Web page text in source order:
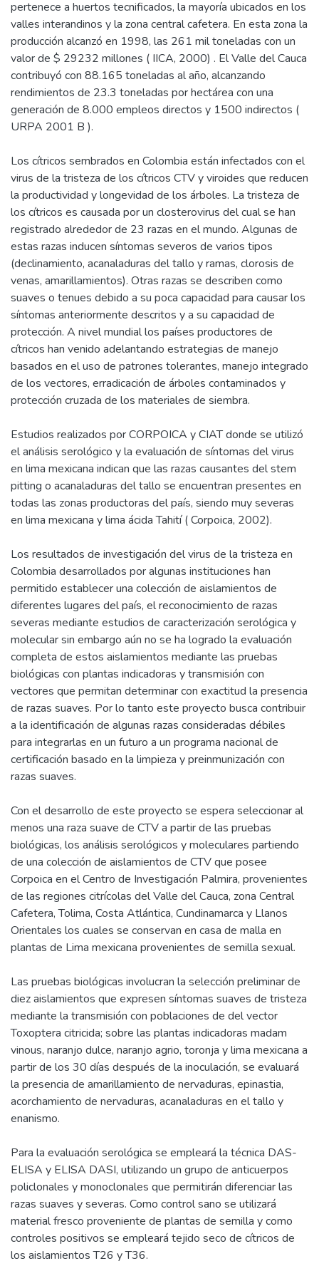
pertenece a huertos tecnificados, la mayoría ubicados en los
valles interandinos y la zona central cafetera. En esta zona la
producción alcanzó en 1998, las 261 mil toneladas con un
valor de $ 29232 millones ( IICA, 2000) . El Valle del Cauca
contribuyó con 88.165 toneladas al año, alcanzando
rendimientos de 23.3 toneladas por hectárea con una
generación de 8.000 empleos directos y 1500 indirectos (
URPA 2001 B ).
Los cítricos sembrados en Colombia están infectados con el
virus de la tristeza de los cítricos CTV y viroides que reducen
la productividad y longevidad de los árboles. La tristeza de
los cítricos es causada por un closterovirus del cual se han
registrado alrededor de 23 razas en el mundo. Algunas de
estas razas inducen síntomas severos de varios tipos
(declinamiento, acanaladuras del tallo y ramas, clorosis de
venas, amarillamientos). Otras razas se describen como
suaves o tenues debido a su poca capacidad para causar los
síntomas anteriormente descritos y a su capacidad de
protección. A nivel mundial los países productores de
cítricos han venido adelantando estrategias de manejo
basados en el uso de patrones tolerantes, manejo integrado
de los vectores, erradicación de árboles contaminados y
protección cruzada de los materiales de siembra.
Estudios realizados por CORPOICA y CIAT donde se utilizó
el análisis serológico y la evaluación de síntomas del virus
en lima mexicana indican que las razas causantes del stem
pitting o acanaladuras del tallo se encuentran presentes en
todas las zonas productoras del país, siendo muy severas
en lima mexicana y lima ácida Tahití ( Corpoica, 2002).
Los resultados de investigación del virus de la tristeza en
Colombia desarrollados por algunas instituciones han
permitido establecer una colección de aislamientos de
diferentes lugares del país, el reconocimiento de razas
severas mediante estudios de caracterización serológica y
molecular sin embargo aún no se ha logrado la evaluación
completa de estos aislamientos mediante las pruebas
biológicas con plantas indicadoras y transmisión con
vectores que permitan determinar con exactitud la presencia
de razas suaves. Por lo tanto este proyecto busca contribuir
a la identificación de algunas razas consideradas débiles
para integrarlas en un futuro a un programa nacional de
certificación basado en la limpieza y preinmunización con
razas suaves.
Con el desarrollo de este proyecto se espera seleccionar al
menos una raza suave de CTV a partir de las pruebas
biológicas, los análisis serológicos y moleculares partiendo
de una colección de aislamientos de CTV que posee
Corpoica en el Centro de Investigación Palmira, provenientes
de las regiones citrícolas del Valle del Cauca, zona Central
Cafetera, Tolima, Costa Atlántica, Cundinamarca y Llanos
Orientales los cuales se conservan en casa de malla en
plantas de Lima mexicana provenientes de semilla sexual.
Las pruebas biológicas involucran la selección preliminar de
diez aislamientos que expresen síntomas suaves de tristeza
mediante la transmisión con poblaciones de del vector
Toxoptera citricida; sobre las plantas indicadoras madam
vinous, naranjo dulce, naranjo agrio, toronja y lima mexicana a
partir de los 30 días después de la inoculación, se evaluará
la presencia de amarillamiento de nervaduras, epinastia,
acorchamiento de nervaduras, acanaladuras en el tallo y
enanismo.
Para la evaluación serológica se empleará la técnica DAS-
ELISA y ELISA DASI, utilizando un grupo de anticuerpos
policlonales y monoclonales que permitirán diferenciar las
razas suaves y severas. Como control sano se utilizará
material fresco proveniente de plantas de semilla y como
controles positivos se empleará tejido seco de cítricos de
los aislamientos T26 y T36.